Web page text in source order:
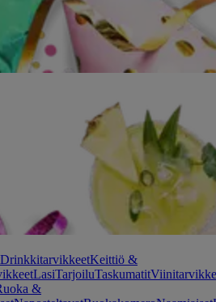
DrinkkitarvikkeetKeittiö &
LasiTarjoiluTaskumatit
&